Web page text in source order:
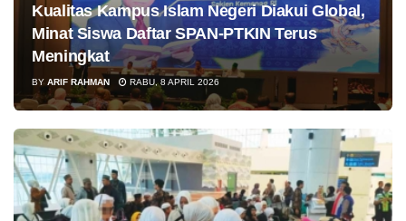
Kualitas Kampus Islam Negeri Diakui Global,
Minat Siswa Daftar SPAN-PTKIN Terus
Meningkat
BY ARIF RAHMAN RABU, 8 APRIL 2026